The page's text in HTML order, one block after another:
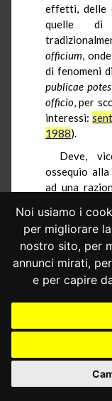
Noi usiamo i
per migliorare
nostro sito, per
annunci mirati,
e per capire
effetti, delle
quelle di
officium,
di fenomeni
publicae
officio, per
interessi:
1988).
Deve,
ossequio
ad una
teleologico,
naturale
il quale
attraverso il
condizioni,
esercizio
candidatura
«tale